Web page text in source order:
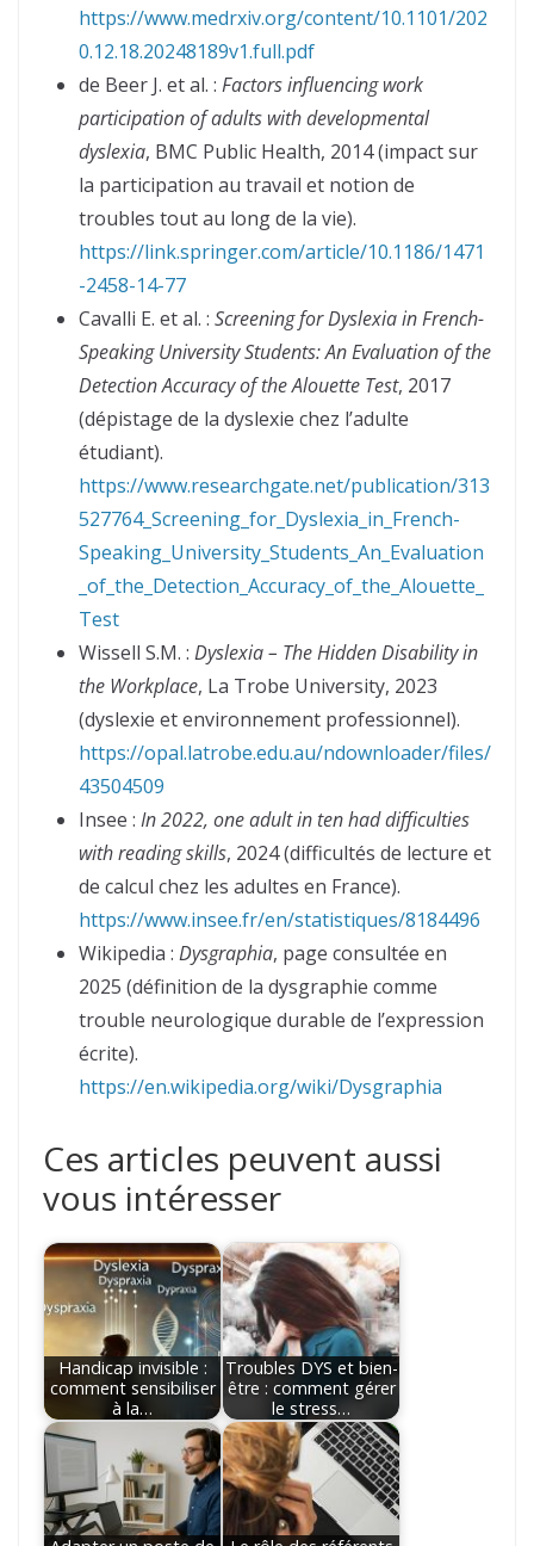
https://www.medrxiv.org/content/10.1101/202
0.12.18.20248189v1.full.pdf
de Beer J. et al. : Factors influencing work
participation of adults with developmental
dyslexia, BMC Public Health, 2014 (impact sur
la participation au travail et notion de
troubles tout au long de la vie).
https://link.springer.com/article/10.1186/1471
-2458-14-77
Cavalli E. et al. : Screening for Dyslexia in French-
Speaking University Students: An Evaluation of the
Detection Accuracy of the Alouette Test, 2017
(dépistage de la dyslexie chez l’adulte
étudiant).
https://www.researchgate.net/publication/313
527764_Screening_for_Dyslexia_in_French-
Speaking_University_Students_An_Evaluation
_of_the_Detection_Accuracy_of_the_Alouette_
Test
Wissell S.M. : Dyslexia – The Hidden Disability in
the Workplace, La Trobe University, 2023
(dyslexie et environnement professionnel).
https://opal.latrobe.edu.au/ndownloader/files/
43504509
Insee : In 2022, one adult in ten had difficulties
with reading skills, 2024 (difficultés de lecture et
de calcul chez les adultes en France).
https://www.insee.fr/en/statistiques/8184496
Wikipedia : Dysgraphia, page consultée en
2025 (définition de la dysgraphie comme
trouble neurologique durable de l’expression
écrite).
https://en.wikipedia.org/wiki/Dysgraphia
Ces articles peuvent aussi
vous intéresser
Handicap invisible :
comment sensibiliser
à la…
Troubles DYS et bien-
être : comment gérer
le stress…